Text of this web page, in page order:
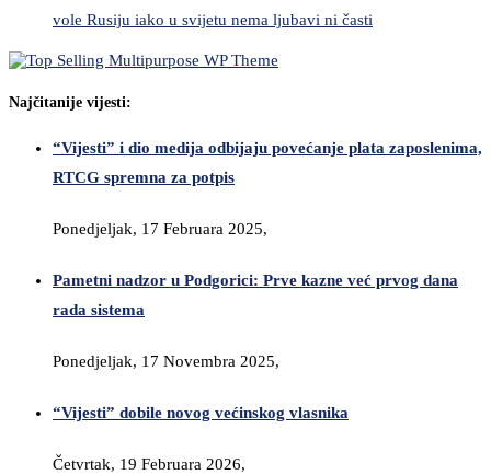
vole Rusiju iako u svijetu nema ljubavi ni časti
Najčitanije vijesti:
“Vijesti” i dio medija odbijaju povećanje plata zaposlenima,
RTCG spremna za potpis
Ponedjeljak, 17 Februara 2025,
Pametni nadzor u Podgorici: Prve kazne već prvog dana
rada sistema
Ponedjeljak, 17 Novembra 2025,
“Vijesti” dobile novog većinskog vlasnika
Četvrtak, 19 Februara 2026,